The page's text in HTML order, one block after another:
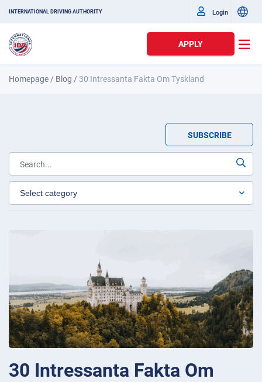
INTERNATIONAL DRIVING AUTHORITY Login
APPLY
Homepage / Blog / 30 Intressanta Fakta Om Tyskland
SUBSCRIBE
30 Intressanta Fakta Om